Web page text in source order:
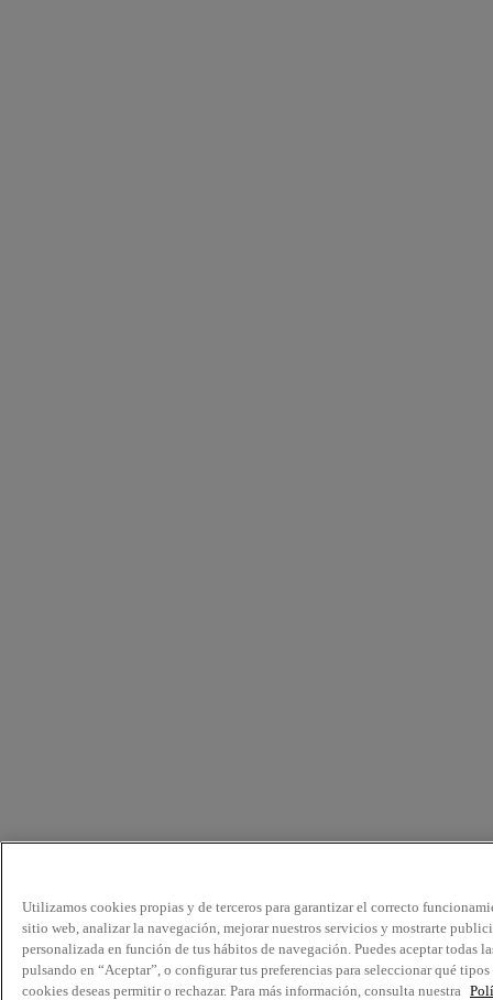
Utilizamos cookies propias y de terceros para garantizar el correcto
sitio web, analizar la navegación, mejorar nuestros servicios y mostrarte
personalizada en función de tus hábitos de navegación. Puedes aceptar todas
pulsando en “Aceptar”, o configurar tus preferencias para seleccionar qué tipos
cookies deseas permitir o rechazar. Para más información, consulta nuestra